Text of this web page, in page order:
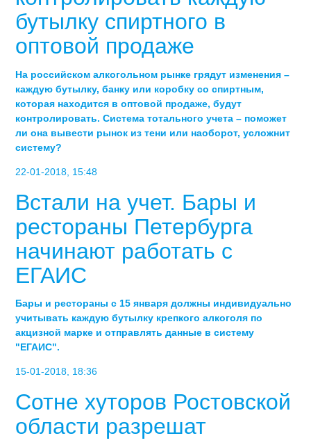
бутылку спиртного в
оптовой продаже
На российском алкогольном рынке грядут изменения –
каждую бутылку, банку или коробку со спиртным,
которая находится в оптовой продаже, будут
контролировать. Система тотального учета – поможет
ли она вывести рынок из тени или наоборот, усложнит
систему?
22-01-2018, 15:48
Встали на учет. Бары и
рестораны Петербурга
начинают работать с
ЕГАИС
Бары и рестораны с 15 января должны индивидуально
учитывать каждую бутылку крепкого алкоголя по
акцизной марке и отправлять данные в систему
"ЕГАИС".
15-01-2018, 18:36
Сотне хуторов Ростовской
области разрешат